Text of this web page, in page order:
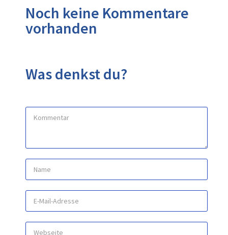
Noch keine Kommentare
vorhanden
Was denkst du?